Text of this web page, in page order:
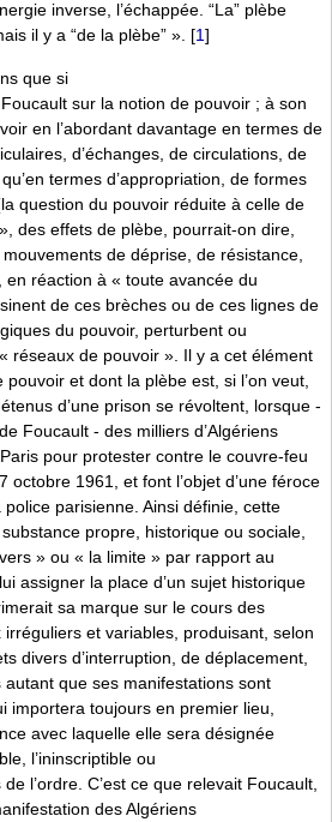
inverse, l’échappée. “La” plèbe
il y a “de la plèbe” ». [1]
que si
sur la notion de pouvoir ; à son
en l’abordant davantage en termes de
d’échanges, de circulations, de
termes d’appropriation, de formes
question du pouvoir réduite à celle de
des effets de plèbe, pourrait-on dire,
de déprise, de résistance,
en réaction à « toute avancée du
de ces brèches ou de ces lignes de
du pouvoir, perturbent ou
réseaux de pouvoir ». Il y a cet élément
et dont la plèbe est, si l’on veut,
d’une prison se révoltent, lorsque -
Foucault - des milliers d’Algériens
pour protester contre le couvre-feu
octobre 1961, et font l’objet d’une féroce
parisienne. Ainsi définie, cette
propre, historique ou sociale,
» ou « la limite » par rapport au
assigner la place d’un sujet historique
sa marque sur le cours des
et variables, produisant, selon
divers d’interruption, de déplacement,
que ses manifestations sont
importera toujours en premier lieu,
avec laquelle elle sera désignée
l’ininscriptible ou
l’ordre. C’est ce que relevait Foucault,
des Algériens